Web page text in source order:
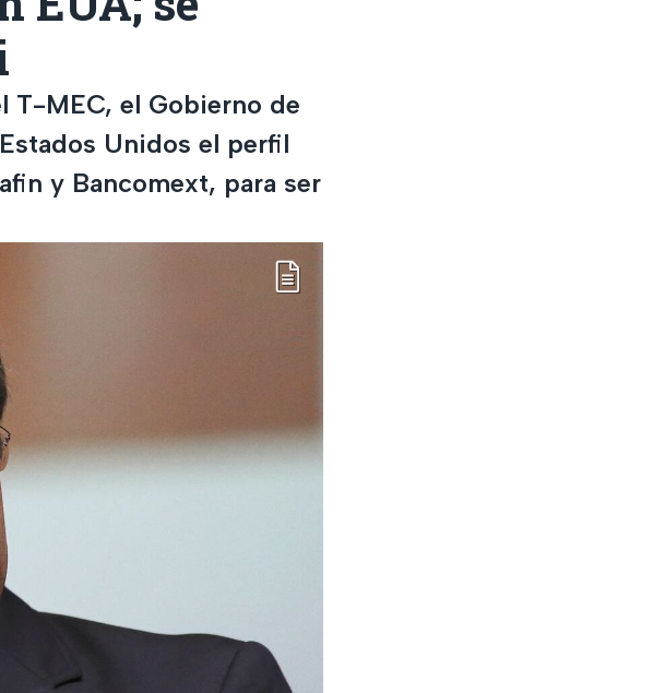
T-MEC, el Gobierno de
Unidos el perfil
y Bancomext, para ser